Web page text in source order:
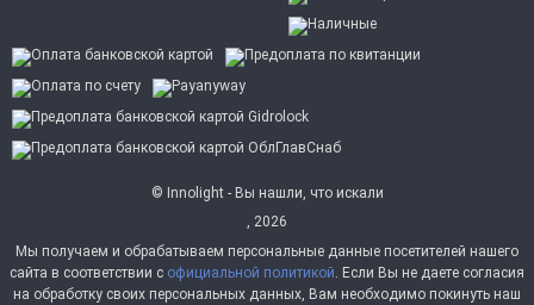
© Innolight - Вы нашли, что искали
, 2026
Мы получаем и обрабатываем персональные данные посетителей нашего
сайта в соответствии с официальной политикой. Если Вы не даете согласия
на обработку своих персональных данных, Вам необходимо покинуть наш